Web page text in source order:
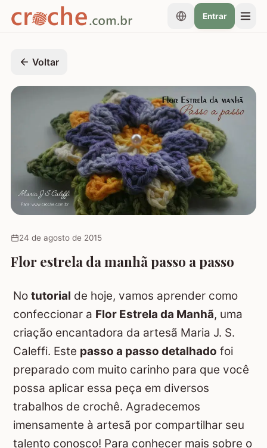
Entrar
Voltar
24 de agosto de 2015
Flor estrela da manhã passo a passo
No tutorial de hoje, vamos aprender como
confeccionar a Flor Estrela da Manhã, uma
criação encantadora da artesã Maria J. S.
Caleffi. Este passo a passo detalhado foi
preparado com muito carinho para que você
possa aplicar essa peça em diversos
trabalhos de crochê. Agradecemos
imensamente à artesã por compartilhar seu
talento conosco! Para conhecer mais sobre o